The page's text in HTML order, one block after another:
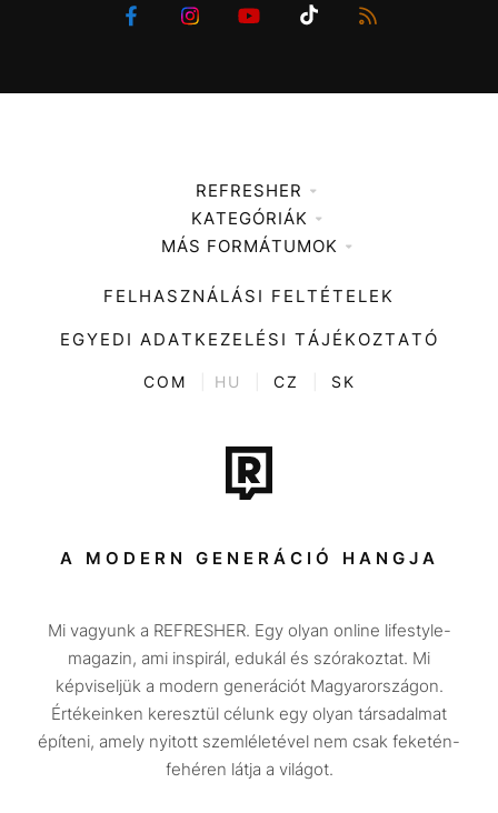
REFRESHER
Médiaajánlat
KATEGÓRIÁK
Zene
Divat
Kultúra
ENTR
Tech-Tudomány
Sport
Társadalom
Utazás
Életmód
Design
Beszélgetések
MÁS FORMÁTUMOK
FELHASZNÁLÁSI FELTÉTELEK
EGYEDI ADATKEZELÉSI TÁJÉKOZTATÓ
COM HU CZ SK
A MODERN GENERÁCIÓ HANGJA
Mi vagyunk a REFRESHER. Egy olyan online lifestyle-
magazin, ami inspirál, edukál és szórakoztat. Mi
képviseljük a modern generációt Magyarországon.
Értékeinken keresztül célunk egy olyan társadalmat
építeni, amely nyitott szemléletével nem csak feketén-
fehéren látja a világot.